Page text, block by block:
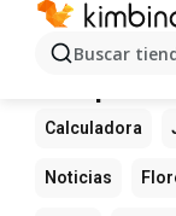
Buscar
No hemos
término.
Calculadora
Noticias